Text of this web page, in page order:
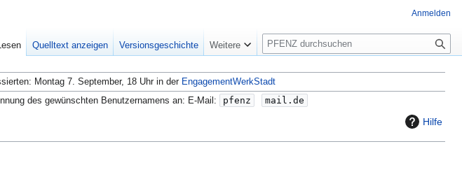
Montag 7. September, 18 Uhr in der EngagementWerkStadt
des gewünschten Benutzernamens an: E-Mail:
pfenz mail.de
Hilfe
Anmelden
Quelltext anzeigen Versionsgeschichte Weitere
S
u
c
h
e